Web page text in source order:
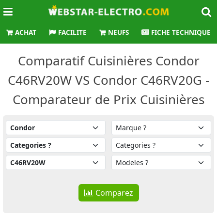
ACHAT FACILITE NEUFS FICHE TECHNIQUE
Comparatif Cuisinières Condor
C46RV20W VS Condor C46RV20G -
Comparateur de Prix Cuisinières
Comparez